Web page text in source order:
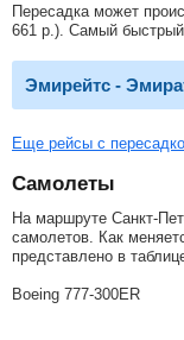
Пересадка может
661 р. ). Самый быстрый
Эмирейтс -
Еще рейсы с
Самолеты
На маршруте Санкт-
самолетов. Как
представлено в
Boeing 777-300ER